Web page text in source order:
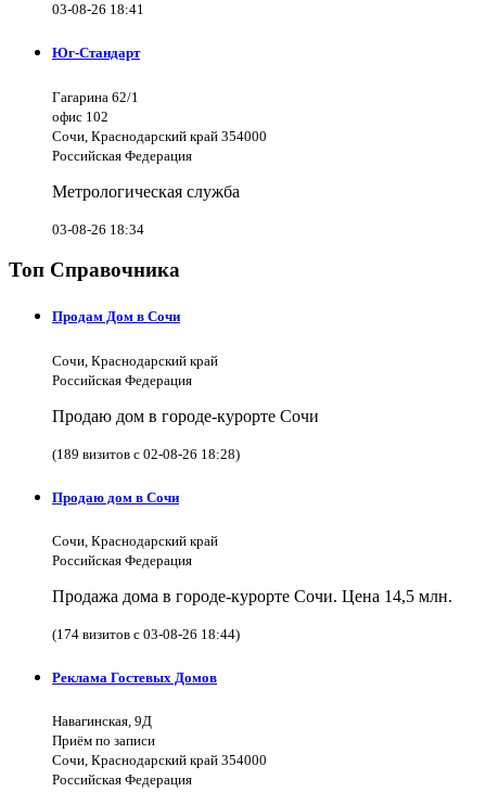
03-08-26 18:41
Юг-Стандарт
Гагарина 62/1
офис 102
Сочи, Краснодарский край 354000
Российская Федерация
Метрологическая служба
03-08-26 18:34
Топ Справочника
Продам Дом в Сочи
Сочи, Краснодарский край
Российская Федерация
Продаю дом в городе-курорте Сочи
(189 визитов с 02-08-26 18:28)
Продаю дом в Сочи
Сочи, Краснодарский край
Российская Федерация
Продажа дома в городе-курорте Сочи. Цена 14,5 млн.
(174 визитов с 03-08-26 18:44)
Реклама Гостевых Домов
Навагинская, 9Д
Приём по записи
Сочи, Краснодарский край 354000
Российская Федерация